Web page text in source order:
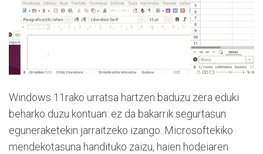
Windows 11rako urratsa hartzen baduzu zera eduki
beharko duzu kontuan: ez da bakarrik segurtasun
eguneraketekin jarraitzeko izango. Microsoftekiko
mendekotasuna handituko zaizu, haien hodeiaren